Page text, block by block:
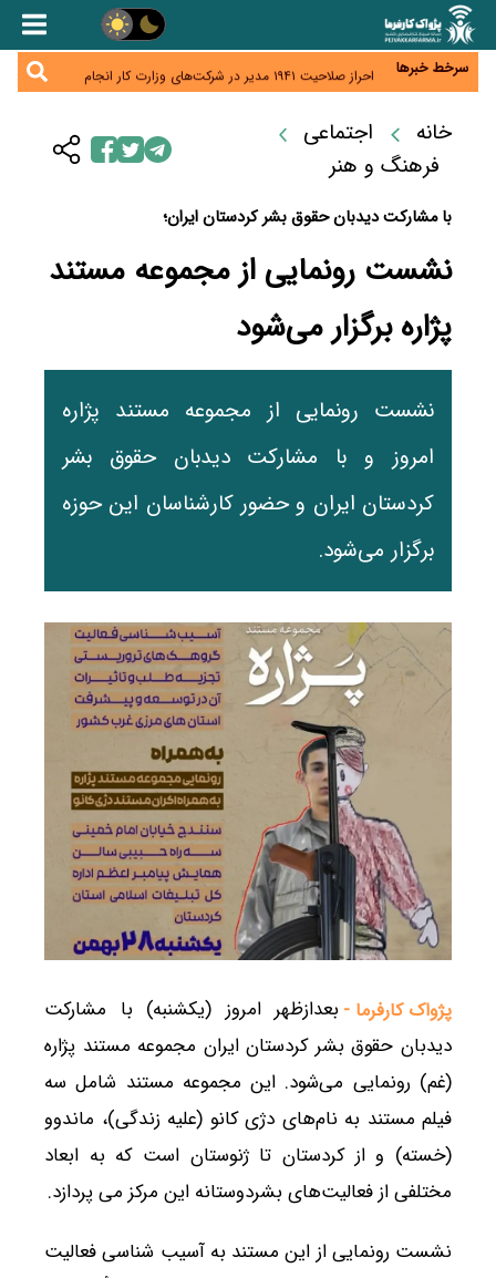
سرخط خبرها
هشدار درباره کاهش عرضه مسکن اجاره‌ای؛ دولت
رسانه تخصصی باید مطالبه‌گری، دقت و استقلال را
احراز صلاحیت ۱۹۴۱ مدیر در شرکت‌های وزارت کار انجام
نشده است؛ شایسته‌سالاری زیر فشار؟
به چه قیمتی؟
موبایل گران می‌شود؟ هزینه واردات ۱۰ برابر شد، ثبت خانه
اجتماعی
فرهنگ و هنر
با مشارکت دیدبان حقوق بشر کردستان ایران؛
نشست رونمایی از مجموعه مستند
پژاره برگزار می‌شود
نشست رونمایی از مجموعه مستند پژاره
امروز و با مشارکت دیدبان حقوق بشر
کردستان ایران و حضور کارشناسان این حوزه
برگزار می‌شود.
پژواک کارفرما - بعدازظهر امروز (یکشنبه) با مشارکت
دیدبان حقوق بشر کردستان ایران مجموعه مستند پژاره
(غم) رونمایی می‌شود. این مجموعه مستند شامل سه
فیلم مستند به نام‌های دژی کانو (علیه زندگی)، ماندوو
(خسته) و از کردستان تا ژنوستان است که به ابعاد
مختلفی از فعالیت‌های بشر‌دوستانه این مرکز می پردازد.
نشست رونمایی از این مستند به آسیب شناسی فعالیت